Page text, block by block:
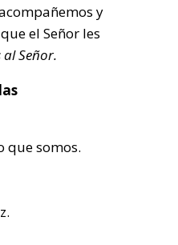
y
el Señor les
Señor.
que somos.